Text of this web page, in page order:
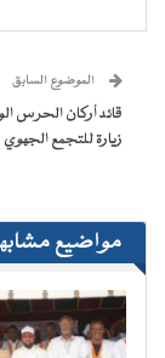
في في
الموضوع السابق
قائد أركان الحرس
زيارة للتجمع الجهوي
مواضيع